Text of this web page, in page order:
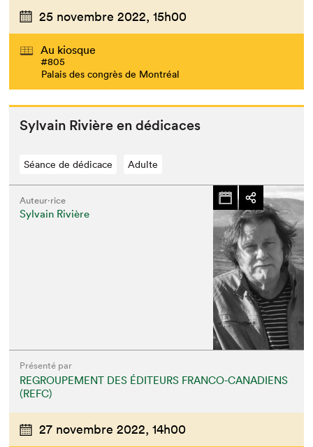
25 novembre 2022, 15h00
Au kiosque
#805
Palais des congrès de Montréal
Syl­vain Riv­ière en dédicaces
Séance de dédicace Adulte
Auteur·rice
Sylvain Rivière
Présenté par
REGROUPEMENT DES ÉDITEURS FRANCO-CANADIENS
(REFC)
27 novembre 2022, 14h00